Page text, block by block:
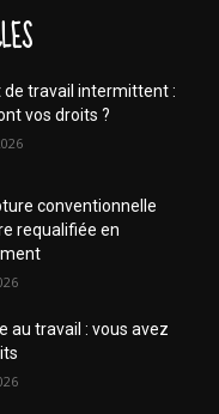
de travail intermittent :
vos droits ?
conventionnelle
requalifiée en
au travail : vous avez